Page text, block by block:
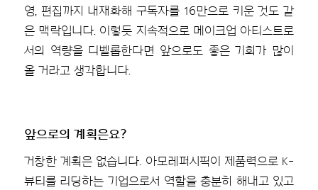
영, 편집까지 내재화해 구독자를 16만으로 키운 것도 같
은 맥락입니다. 이렇듯 지속적으로 메이크업 아티스트로
서의 역량을 디벨롭한다면 앞으로도 좋은 기회가 많이
올 거라고 생각합니다.
앞으로의 계획은요?
거창한 계획은 없습니다. 아모레퍼시픽이 제품력으로 K-
뷰티를 리딩하는 기업으로서 역할을 충분히 해내고 있고